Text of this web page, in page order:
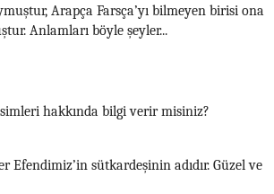
Arapça Farsça’yı bilmeyen birisi ona
Anlamları böyle şeyler...
hakkında bilgi verir misiniz?
Efendimiz’in sütkardeşinin adıdır. Güzel ve